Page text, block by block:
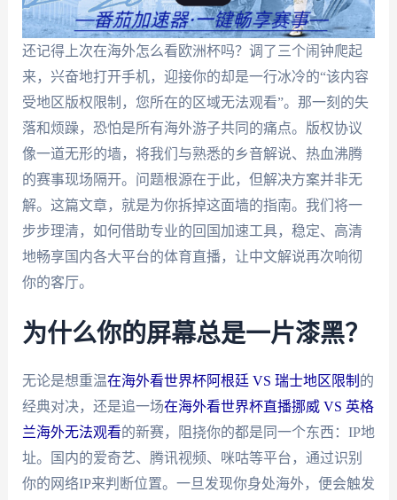
还记得上次在海外怎么看欧洲杯吗？调了三个闹钟爬起
来，兴奋地打开手机，迎接你的却是一行冰冷的“该内容
受地区版权限制，您所在的区域无法观看”。那一刻的失
落和烦躁，恐怕是所有海外游子共同的痛点。版权协议
像一道无形的墙，将我们与熟悉的乡音解说、热血沸腾
的赛事现场隔开。问题根源在于此，但解决方案并非无
解。这篇文章，就是为你拆掉这面墙的指南。我们将一
步步理清，如何借助专业的回国加速工具，稳定、高清
地畅享国内各大平台的体育直播，让中文解说再次响彻
你的客厅。
为什么你的屏幕总是一片漆黑？
无论是想重温在海外看世界杯阿根廷 VS 瑞士地区限制 的
经典对决，还是追一场在海外看世界杯直播挪威 VS 英格
兰海外无法观看的新赛，阻挠你的都是同一个东西：IP地
址。国内的爱奇艺、腾讯视频、咪咕等平台，通过识别
你的网络IP来判断位置。一旦发现你身处海外，便会触发